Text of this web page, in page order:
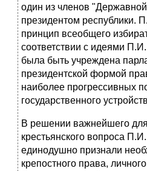
один из членов
президентом республики.
принцип всеобщего
соответствии с идеями
была быть учреждена
президентской формой
наиболее прогрес­сивных
государственного
В решении важнейшего
крестьянского вопроса
единодушно признали
крепостного права,